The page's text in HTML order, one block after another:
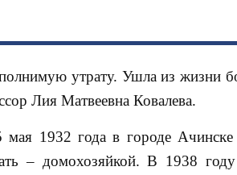
утрату. Ушла из жизни
Лия Матвеевна Ковалева.
1932 года в городе Ачинске
– домохозяйкой. В 1938 году